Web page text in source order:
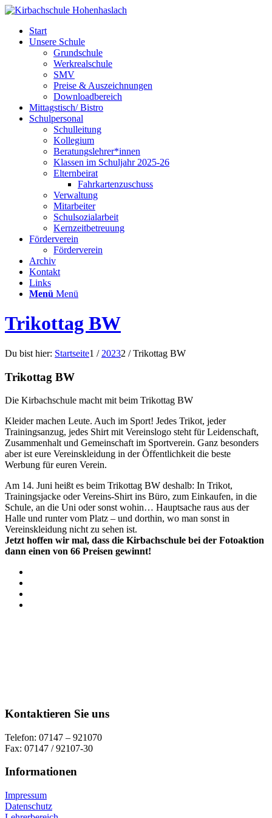
Start
Unsere Schule
Grundschule
Werkrealschule
SMV
Preise & Auszeichnungen
Downloadbereich
Mittagstisch/ Bistro
Schulpersonal
Schulleitung
Kollegium
Beratungslehrer*innen
Klassen im Schuljahr 2025-26
Elternbeirat
Fahrkartenzuschuss
Verwaltung
Mitarbeiter
Schulsozialarbeit
Kernzeitbetreuung
Förderverein
Förderverein
Archiv
Kontakt
Links
Menü Menü
Trikottag BW
Du bist hier: Startseite1 / 20232 / Trikottag BW
Trikottag BW
Die Kirbachschule macht mit beim Trikottag BW
Kleider machen Leute. Auch im Sport! Jedes Trikot, jeder
Trainingsanzug, jedes Shirt mit Vereinslogo steht für Leidenschaft,
Zusammenhalt und Gemeinschaft im Sportverein. Ganz besonders
aber ist eure Vereinskleidung in der Öffentlichkeit die beste
Werbung für euren Verein.
Am 14. Juni heißt es beim Trikottag BW deshalb: In Trikot,
Trainingsjacke oder Vereins-Shirt ins Büro, zum Einkaufen, in die
Schule, an die Uni oder sonst wohin… Hauptsache raus aus der
Halle und runter vom Platz – und dorthin, wo man sonst in
Vereinskleidung nicht zu sehen ist.
Jetzt hoffen wir mal, dass die Kirbachschule bei der Fotoaktion
dann einen von 66 Preisen gewinnt!
Kontaktieren Sie uns
Telefon: 07147 – 921070
Fax: 07147 / 92107-30
Informationen
Impressum
Datenschutz